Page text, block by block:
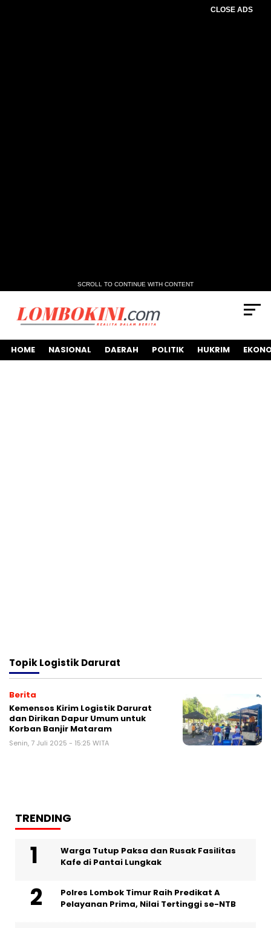
CLOSE ADS
SCROLL TO CONTINUE WITH CONTENT
HOME NASIONAL DAERAH POLITIK HUKRIM
TopikLogistik Darurat
Berita
Kemensos Kirim Logistik Darurat
dan Dirikan Dapur Umum untuk
Korban Banjir Mataram
Senin, 7 Juli 2025 - 15:25 WITA
TRENDING
Warga Tutup Paksa dan Rusak Fasilitas
Kafe di Pantai Lungkak
Polres Lombok Timur Raih Predikat A
Pelayanan Prima, Nilai Tertinggi se-NTB